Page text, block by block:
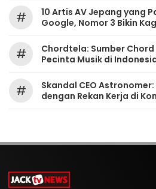
#
10 Artis AV Jepang yang
Google, Nomor 3 Bikin
#
Chordtela: Sumber
Pecinta Musik di
#
Skandal CEO
dengan Rekan Kerja di